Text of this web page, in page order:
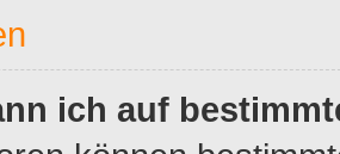
ich auf